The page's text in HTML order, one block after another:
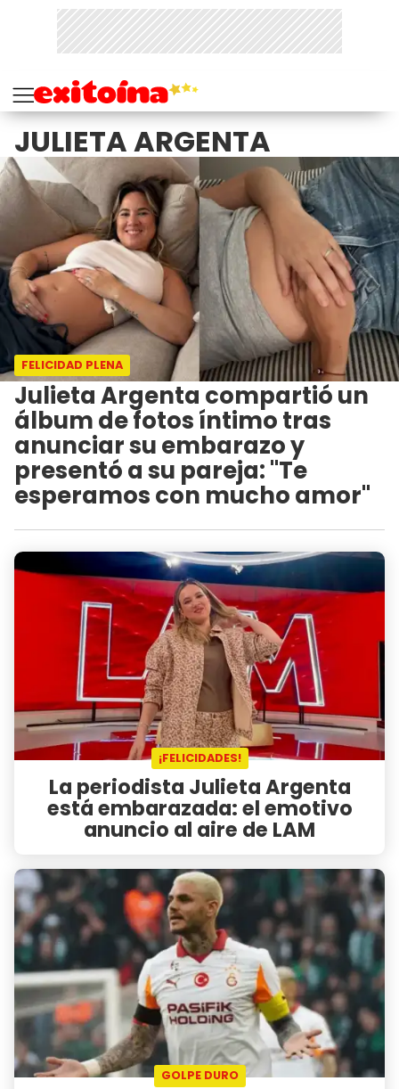
JULIETA ARGENTA
FELICIDAD PLENA
Julieta Argenta compartió un
álbum de fotos íntimo tras
anunciar su embarazo y
presentó a su pareja: "Te
esperamos con mucho amor"
¡FELICIDADES!
La periodista Julieta Argenta
está embarazada: el emotivo
anuncio al aire de LAM
GOLPE DURO